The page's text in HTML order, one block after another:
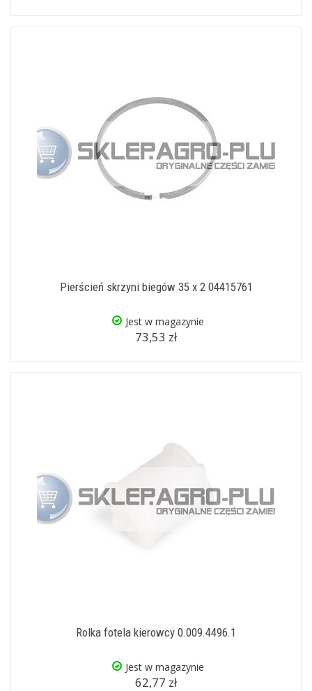
Pierścień skrzyni biegów 35 x 2 04415761
Jest w magazynie
73,53 zł
Rolka fotela kierowcy 0.009.4496.1
Jest w magazynie
62,77 zł